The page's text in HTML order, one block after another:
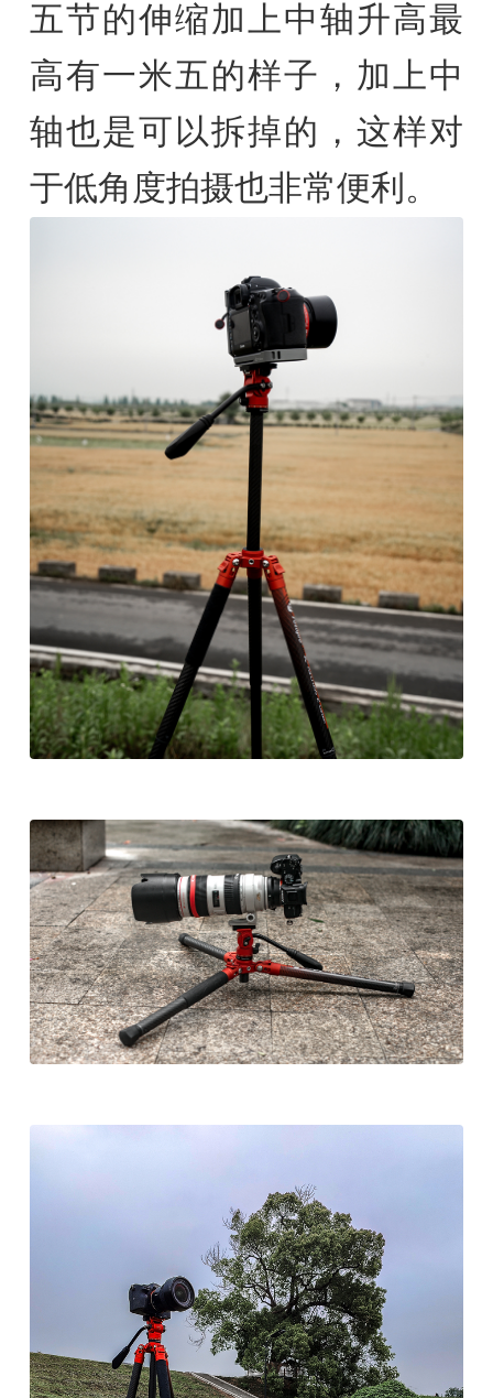
五节的伸缩加上中轴升高最
高有一米五的样子，加上中
轴也是可以拆掉的，这样对
于低角度拍摄也非常便利。